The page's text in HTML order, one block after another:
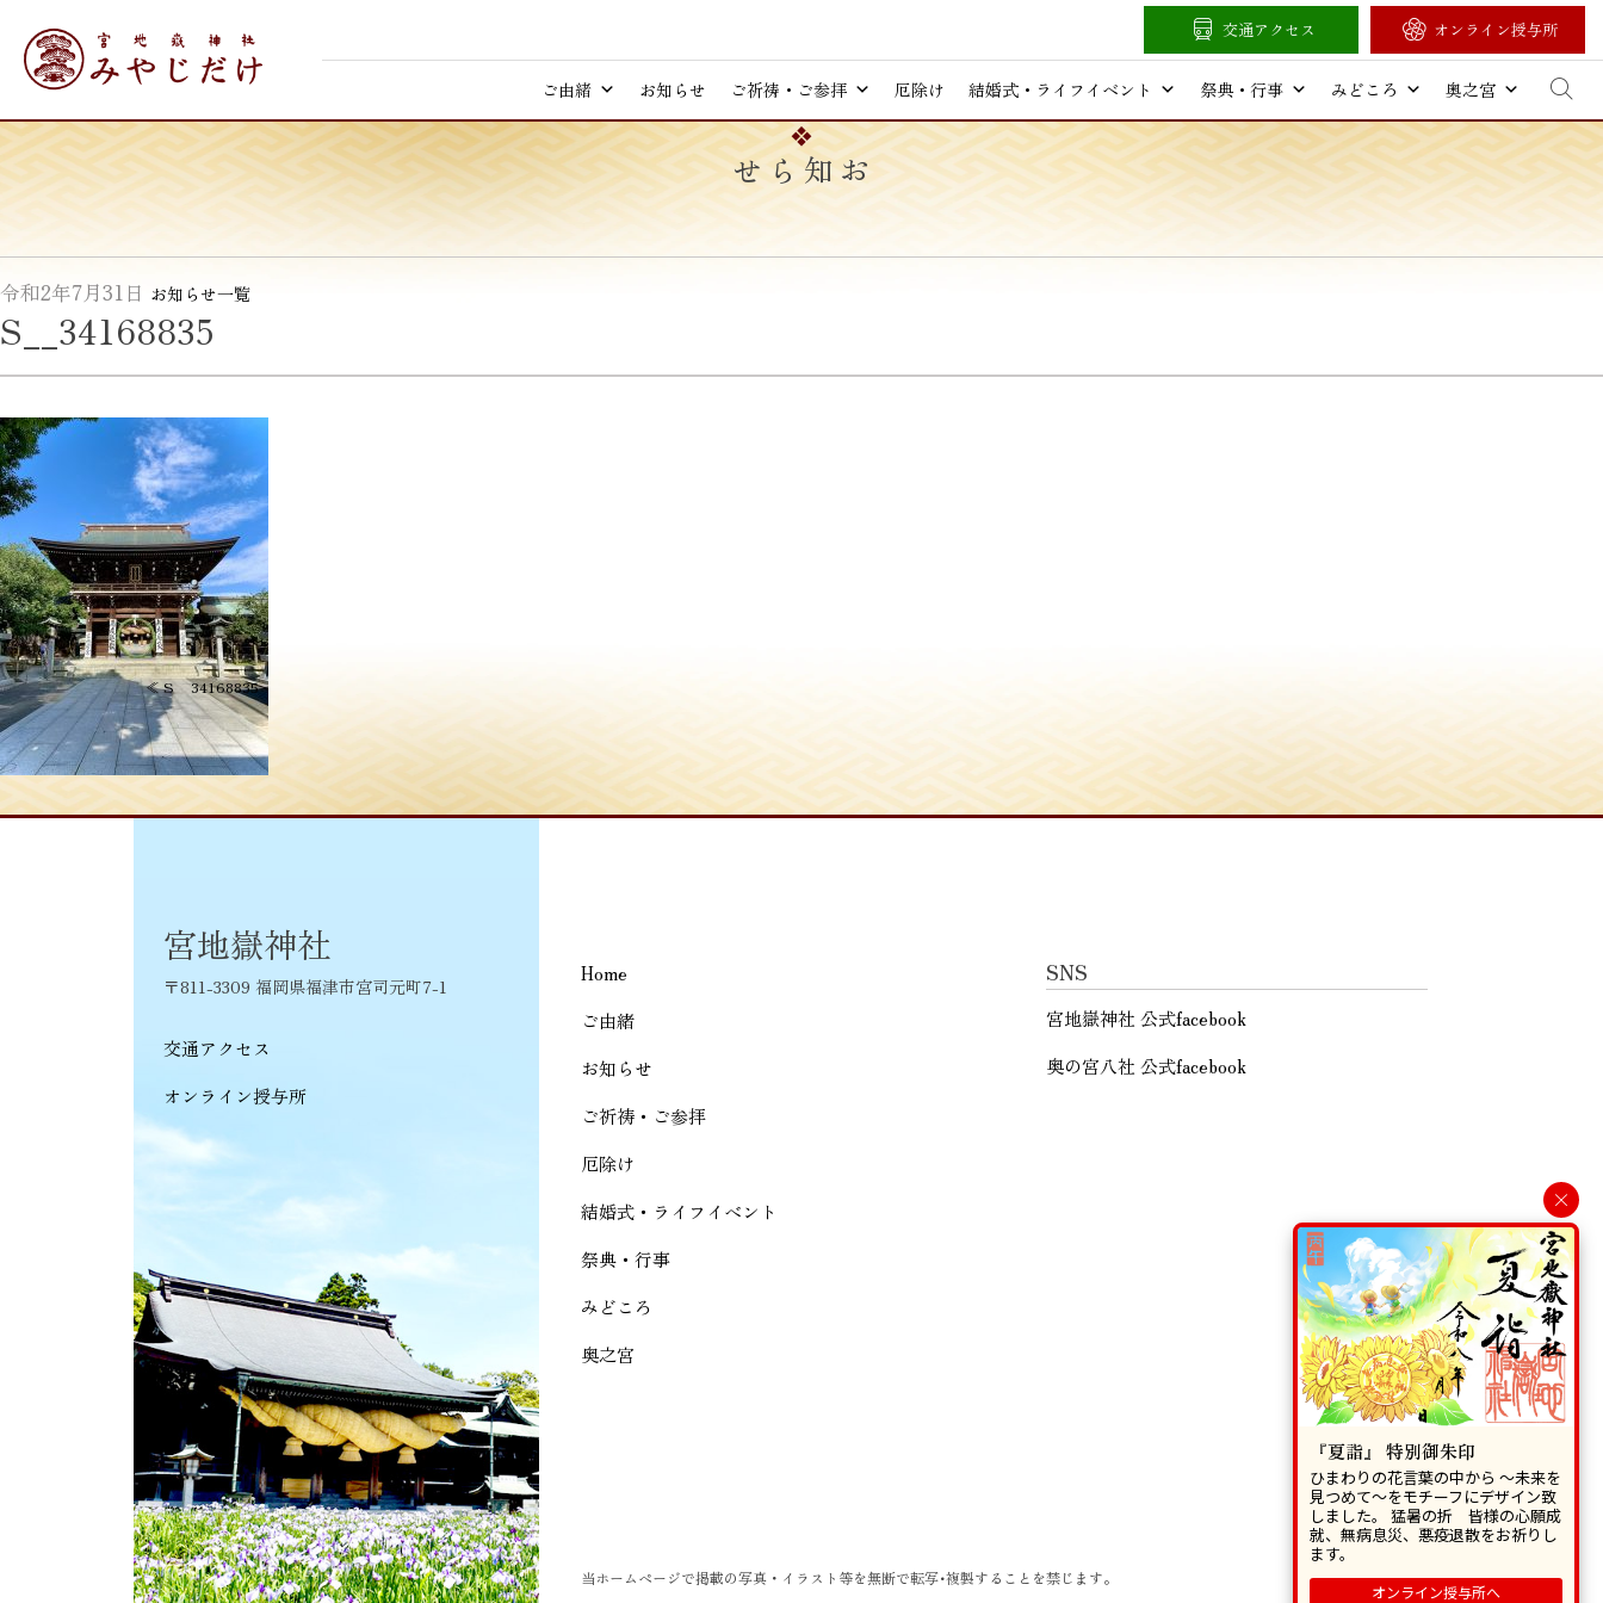
content
ご由緒 お知らせ ご祈祷・ご参拝 厄除け 結婚式・ライフイベント 祭典・行事 みどころ 奥之宮
交通アクセス オンライン授与所
お知らせ
令和2年7月31日 お知らせ一覧
S__34168835
投
稿
ナ
ビ
シ
ョ
ン
≪S__34168835
Home
ご由緒
お知らせ
ご祈祷・ご参拝
厄除け
結婚式・ライフイベント
祭典・行事
みどころ
奥之宮
SNS
宮地嶽神社 公式facebook
奥の宮八社 公式facebook
宮地嶽神社
〒811-3309 福岡県福津市宮司元町7-1
交通アクセス
オンライン授与所
当ホームページで掲載の写真・イラスト等を無断で転写･複製することを禁じます。
×
『夏詣』 特別御朱印
ひまわりの花言葉の中から 〜未来を
見つめて〜をモチーフにデザイン致
しました。 猛暑の折 皆様の心願成
就、無病息災、悪疫退散をお祈りし
ます。
オンライン授与所へ